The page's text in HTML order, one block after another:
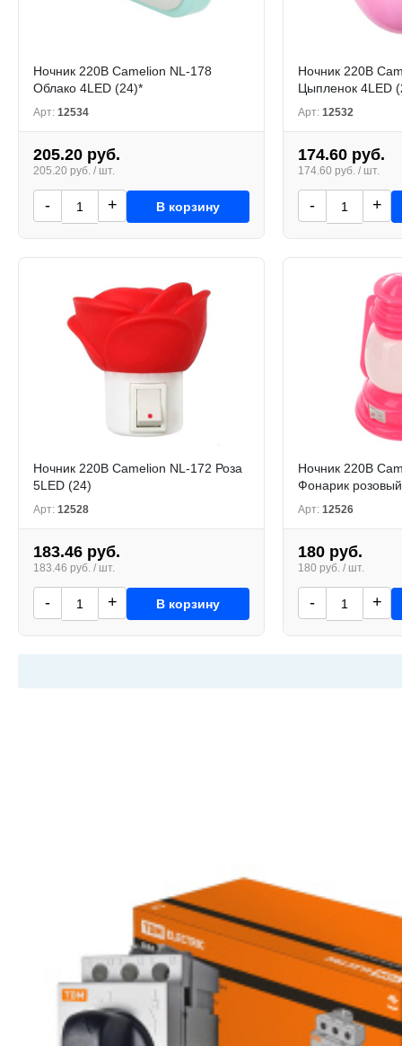
Ночник 220В Camelion NL-178
Облако 4LED (24)*
Арт: 12534
205.20 руб.
205.20 руб. / шт.
- + В корзину
Ночник 220В
Цыпленок 4LED
Арт: 12532
174.60 руб.
174.60 руб. / шт.
- +
Ночник 220В Camelion NL-172 Роза
5LED (24)
Арт: 12528
183.46 руб.
183.46 руб. / шт.
- + В корзину
Ночник 220В
Фонарик
Арт: 12526
180 руб.
180 руб. / шт.
- +